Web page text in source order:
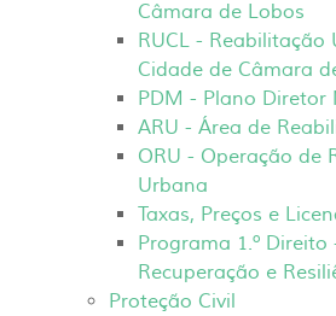
Câmara de Lobos
RUCL - Reabilitação
Cidade de Câmara
PDM - Plano Diretor
ARU - Área de
ORU - Operação de
Urbana
Taxas, Preços e
Programa 1.º Direito
Recuperação e
Proteção Civil